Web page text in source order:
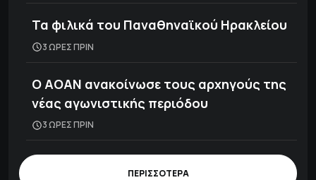
Τα φιλικά του Παναθηναϊκού Ηρακλείου
3 ΩΡΕΣ ΠΡΙΝ
Ο ΑΟΑΝ ανακοίνωσε τους αρχηγούς της
νέας αγωνιστικής περιόδου
3 ΩΡΕΣ ΠΡΙΝ
ΠΕΡΙΣΣΟΤΕΡΑ